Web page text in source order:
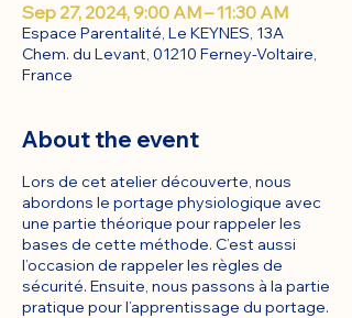
Sep 27, 2024, 9:00 AM – 11:30 AM
Espace Parentalité, Le KEYNES, 13A
Chem. du Levant, 01210 Ferney-Voltaire,
France
About the event
Lors de cet atelier découverte, nous
abordons le portage physiologique avec
une partie théorique pour rappeler les
bases de cette méthode. C’est aussi
l’occasion de rappeler les règles de
sécurité. Ensuite, nous passons à la partie
pratique pour l’apprentissage du portage.